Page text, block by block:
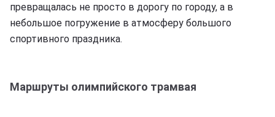
превращалась не просто в дорогу по городу, а в
небольшое погружение в атмосферу большого
спортивного праздника.
Маршруты олимпийского трамвая